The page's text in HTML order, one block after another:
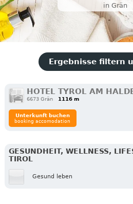
in Grän
Ergebnisse filtern
HOTEL TYROL AM
6673 Grän 1116 m
Unterkunft buchen
booking accomodation
GESUNDHEIT, WELLNESS,
TIROL
Gesund leben